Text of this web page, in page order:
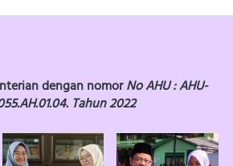
dengan nomor No AHU : AHU-
Tahun 2022